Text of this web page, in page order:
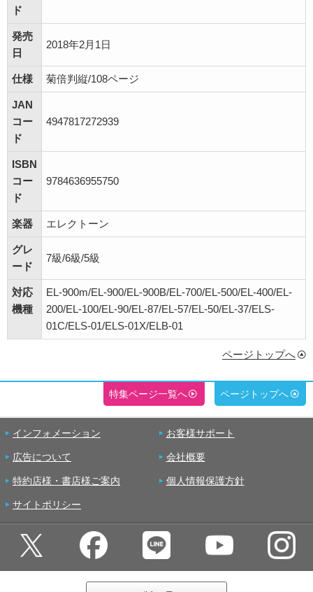
ド
発売
日
2018年2月1日
仕様 菊倍判縦/108ページ
JAN
コー
ド
4947817272939
ISBN
コー
ド
9784636955750
楽器 エレクトーン
グレ
ード
7級/6級/5級
対応
機種
EL-900m/EL-900/EL-900B/EL-700/EL-500/EL-400/EL-
200/EL-100/EL-90/EL-87/EL-57/EL-50/EL-37/ELS-
01C/ELS-01/ELS-01X/ELB-01
ページトップへ
特集ページ一覧へ ページトップへ
インフォメーション お客様サポート
広告について 会社概要
特約店様・書店様ご案内 個人情報保護方針
サイトポリシー